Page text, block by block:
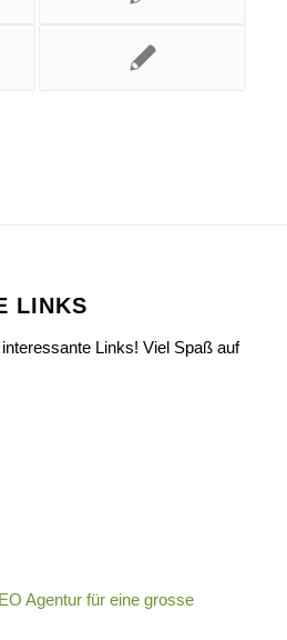
LINKS
Links! Viel Spaß auf
Agentur für eine grosse